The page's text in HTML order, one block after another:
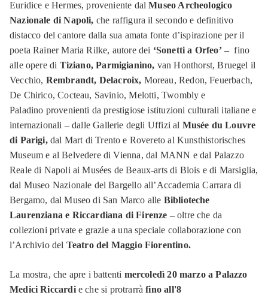
Euridice e Hermes, proveniente dalMuseo Archeologico
Nazionale di Napoli, che raffigura il secondo e definitivo
distacco del cantore dalla sua amata fonte d’ispirazione per il
poeta Rainer Maria Rilke, autore dei ‘Sonetti a Orfeo’ – fino
alle opere di Tiziano, Parmigianino, van Honthorst, Bruegel il
Vecchio, Rembrandt, Delacroix, Moreau, Redon, Feuerbach,
De Chirico, Cocteau, Savinio, Melotti, Twombly e
Paladino provenienti da prestigiose istituzioni culturali italiane e
internazionali – dalle Gallerie degli Uffizi al Musée du Louvre
di Parigi,dal Mart di Trento e Rovereto al Kunsthistorisches
Museum e al Belvedere di Vienna, dal MANN e dal Palazzo
Reale di Napoli ai Musées de Beaux-arts di Blois e di Marsiglia,
dal Museo Nazionale del Bargello all’Accademia Carrara di
Bergamo, dal Museo di San Marco alle Biblioteche
Laurenziana e Riccardiana di Firenze –oltre che da
collezioni private e grazie a una speciale collaborazione con
l’Archivio del Teatro del Maggio Fiorentino.
La mostra, che apre i battenti mercoledì 20 marzo a Palazzo
Medici Riccardie che si protrarràfino all'8